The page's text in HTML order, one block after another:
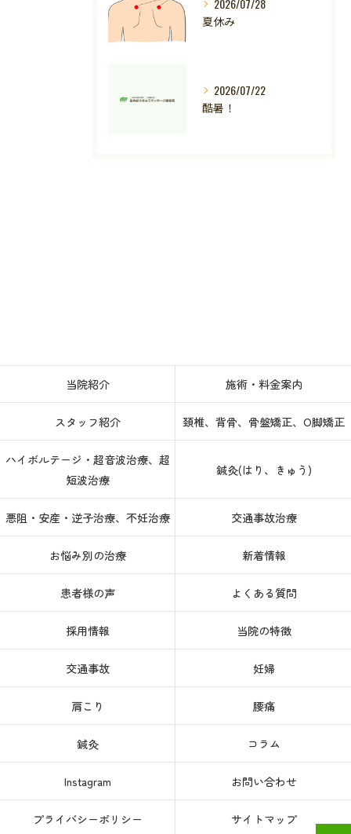
2026/07/28
夏休み
2026/07/22
酷暑！
当院紹介 施術・料金案内
スタッフ紹介 頚椎、背骨、骨盤矯正、O脚矯正
ハイボルテージ・超音波治療、超
短波治療
鍼灸(はり、きゅう)
悪阻・安産・逆子治療、不妊治療 交通事故治療
お悩み別の治療 新着情報
患者様の声 よくある質問
採用情報 当院の特徴
交通事故 妊婦
肩こり 腰痛
鍼灸 コラム
Instagram お問い合わせ
プライバシーポリシー サイトマップ